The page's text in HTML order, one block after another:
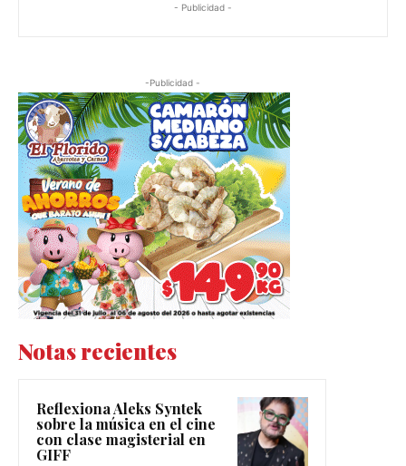
- Publicidad -
-Publicidad -
Notas recientes
Reflexiona Aleks Syntek
sobre la música en el cine
con clase magisterial en
GIFF